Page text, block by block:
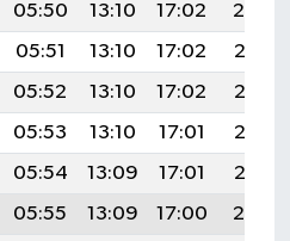
05:50 13:10 17:02
20:19
05:51 13:10 17:02
20:18
05:52 13:10 17:02
20:17
05:53 13:10 17:01
20:16
05:54 13:09 17:01
20:15
05:55 13:09 17:00
20:14